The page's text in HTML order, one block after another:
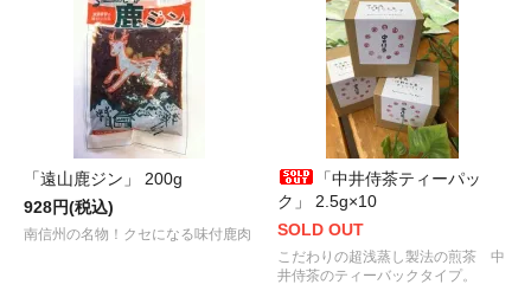
「遠山鹿ジン」 200g
928円(税込)
南信州の名物！クセになる味付鹿肉
「中井侍茶ティーパッ
ク」 2.5g×10
SOLD OUT
こだわりの超浅蒸し製法の煎茶 中
井侍茶のティーバックタイプ。